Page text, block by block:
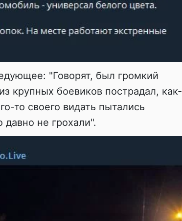
"Говорят, был громкий
крупных боевиков пострадал, как-
то своего видать пытались
давно не грохали".